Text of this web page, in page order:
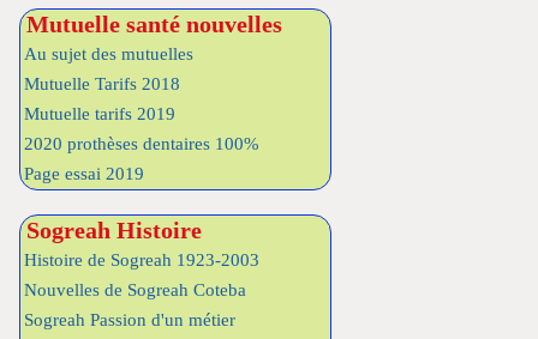
Mutuelle santé nouvelles
Au sujet des mutuelles
Mutuelle Tarifs 2018
Mutuelle tarifs 2019
2020 prothèses dentaires 100%
Page essai 2019
Sogreah Histoire
Histoire de Sogreah 1923-2003
Nouvelles de Sogreah Coteba
Sogreah Passion d'un métier